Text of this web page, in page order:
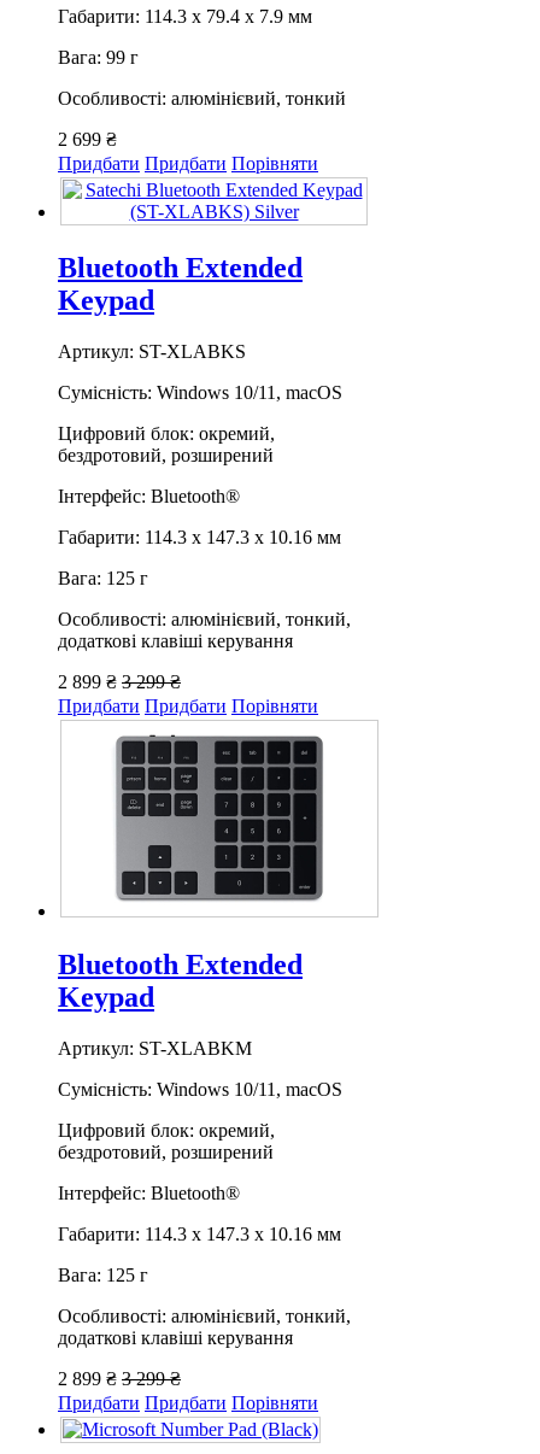
Габарити: 114.3 х 79.4 х 7.9 мм
Вага: 99 г
Особливості: алюмінієвий, тонкий
2 699 ₴
Придбати Придбати Порівняти
Bluetooth Extended
Keypad
Артикул: ST-XLABKS
Сумісність: Windows 10/11, macOS
Цифровий блок: окремий,
бездротовий, розширений
Інтерфейс: Bluetooth®
Габарити: 114.3 х 147.3 х 10.16 мм
Вага: 125 г
Особливості: алюмінієвий, тонкий,
додаткові клавіші керування
2 899 ₴ 3 299 ₴
Придбати Придбати Порівняти
Bluetooth Extended
Keypad
Артикул: ST-XLABKM
Сумісність: Windows 10/11, macOS
Цифровий блок: окремий,
бездротовий, розширений
Інтерфейс: Bluetooth®
Габарити: 114.3 х 147.3 х 10.16 мм
Вага: 125 г
Особливості: алюмінієвий, тонкий,
додаткові клавіші керування
2 899 ₴ 3 299 ₴
Придбати Придбати Порівняти